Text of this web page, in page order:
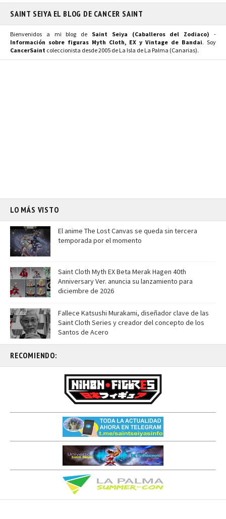
SAINT SEIYA EL BLOG DE CANCER SAINT
Bienvenidos a mi blog de Saint Seiya (Caballeros del Zodiaco) -
Información sobre figuras Myth Cloth, EX y Vintage de Bandai. Soy
CancerSaint coleccionista desde 2005 de La Isla de La Palma (Canarias).
LO MÁS VISTO
El anime The Lost Canvas se queda sin tercera
temporada por el momento
Saint Cloth Myth EX Beta Merak Hagen 40th
Anniversary Ver. anuncia su lanzamiento para
diciembre de 2026
Fallece Katsushi Murakami, diseñador clave de las
Saint Cloth Series y creador del concepto de los
Santos de Acero
RECOMIENDO: